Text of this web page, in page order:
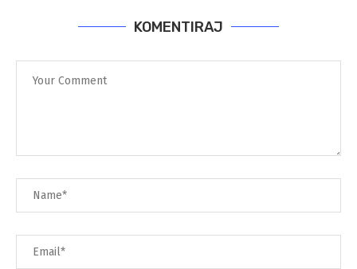
KOMENTIRAJ